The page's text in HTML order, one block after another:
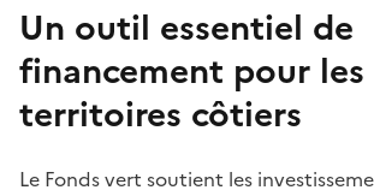
Un outil essentiel de
financement pour les
territoires côtiers
Le Fonds vert soutient les